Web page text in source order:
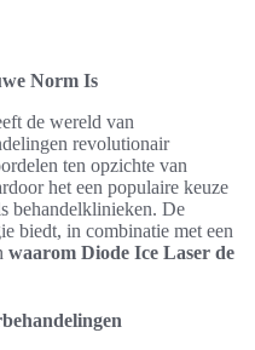
Norm Is
de wereld van
revolutionair
ten opzichte van
het een populaire keuze
behandelklinieken. De
biedt, in combinatie met een
waarom Diode Ice Laser de